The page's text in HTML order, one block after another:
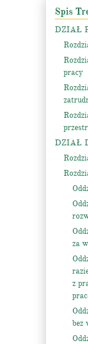
Spis
DZIAŁ
pracy
DZIAŁ
za
z
bez